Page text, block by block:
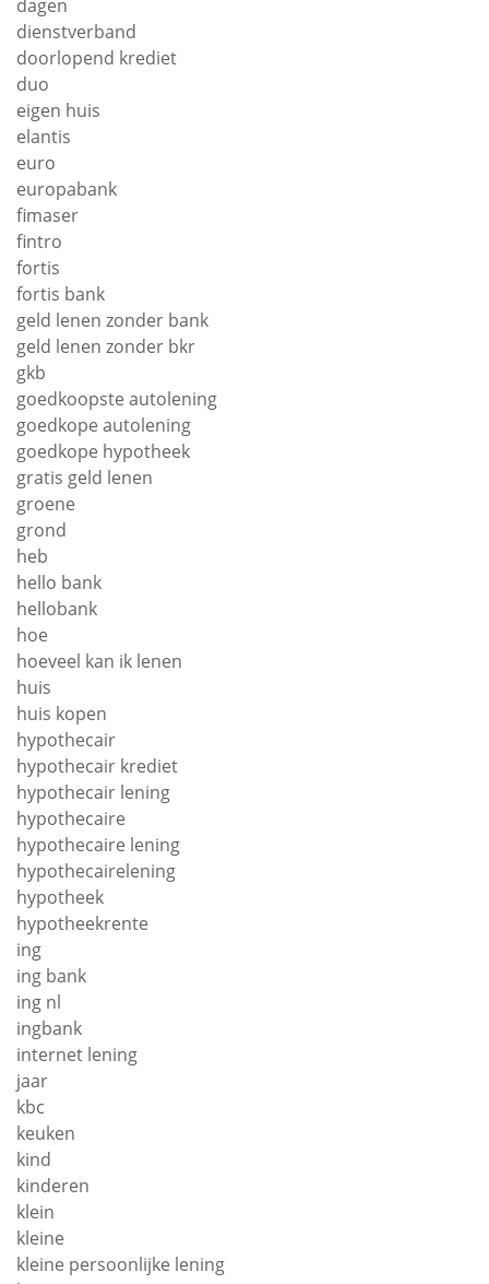
dagen
dienstverband
doorlopend krediet
duo
eigen huis
elantis
euro
europabank
fimaser
fintro
fortis
fortis bank
geld lenen zonder bank
geld lenen zonder bkr
gkb
goedkoopste autolening
goedkope autolening
goedkope hypotheek
gratis geld lenen
groene
grond
heb
hello bank
hellobank
hoe
hoeveel kan ik lenen
huis
huis kopen
hypothecair
hypothecair krediet
hypothecair lening
hypothecaire
hypothecaire lening
hypothecairelening
hypotheek
hypotheekrente
ing
ing bank
ing nl
ingbank
internet lening
jaar
kbc
keuken
kind
kinderen
klein
kleine
kleine persoonlijke lening